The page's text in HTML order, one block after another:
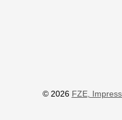
© 2026 FZE,